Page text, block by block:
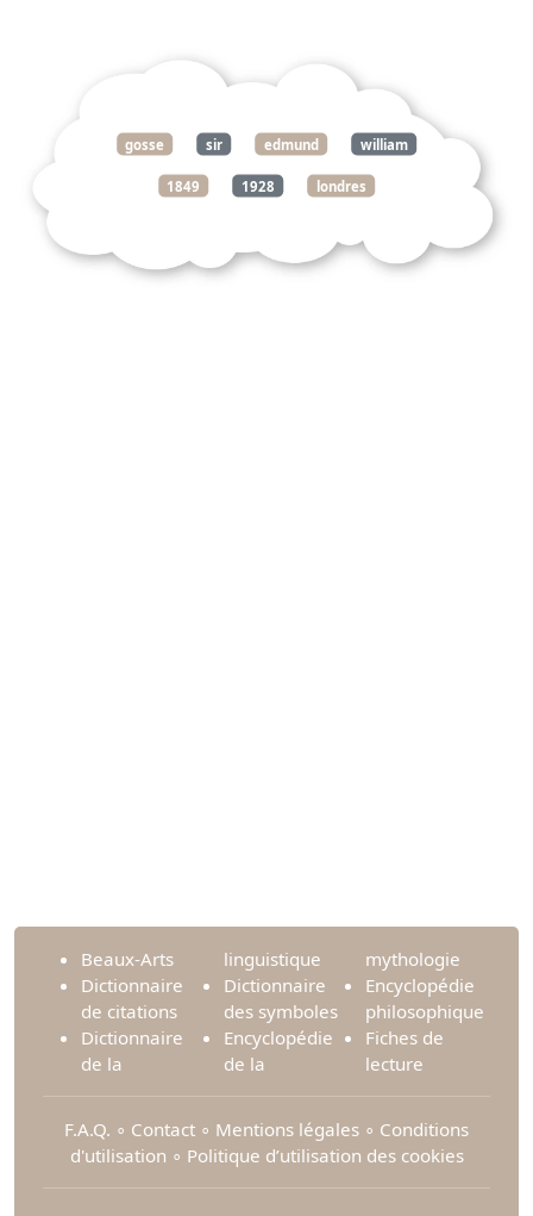
gosse sir edmund william
1849 1928 londres
Beaux-Arts
Dictionnaire
de citations
Dictionnaire
de la
linguistique
Dictionnaire
des symboles
Encyclopédie
de la
mythologie
Encyclopédie
philosophique
Fiches de
lecture
F.A.Q. ∘ Contact ∘ Mentions légales ∘ Conditions
d'utilisation ∘ Politique d’utilisation des cookies